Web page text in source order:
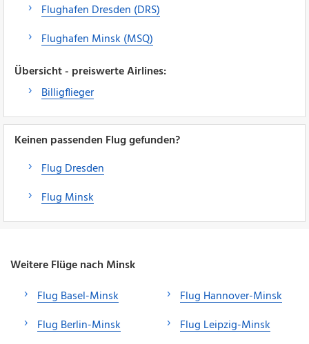
Flughafen Dresden (DRS)
Flughafen Minsk (MSQ)
Übersicht - preiswerte Airlines:
Billigflieger
Keinen passenden Flug gefunden?
Flug Dresden
Flug Minsk
Weitere Flüge nach Minsk
Flug Basel-Minsk
Flug Berlin-Minsk
Flug Hannover-Minsk
Flug Leipzig-Minsk